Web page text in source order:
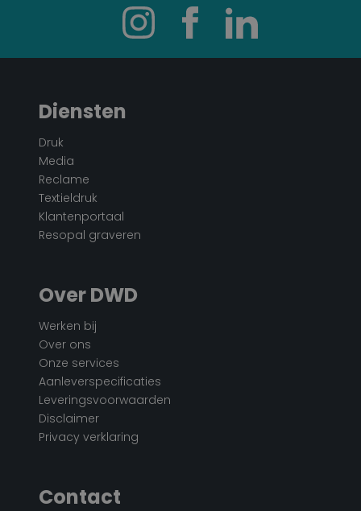
Diensten
Druk
Media
Reclame
Textieldruk
Klantenportaal
Resopal graveren
Over DWD
Werken bij
Over ons
Onze services
Aanleverspecificaties
Leveringsvoorwaarden
Disclaimer
Privacy verklaring
Contact